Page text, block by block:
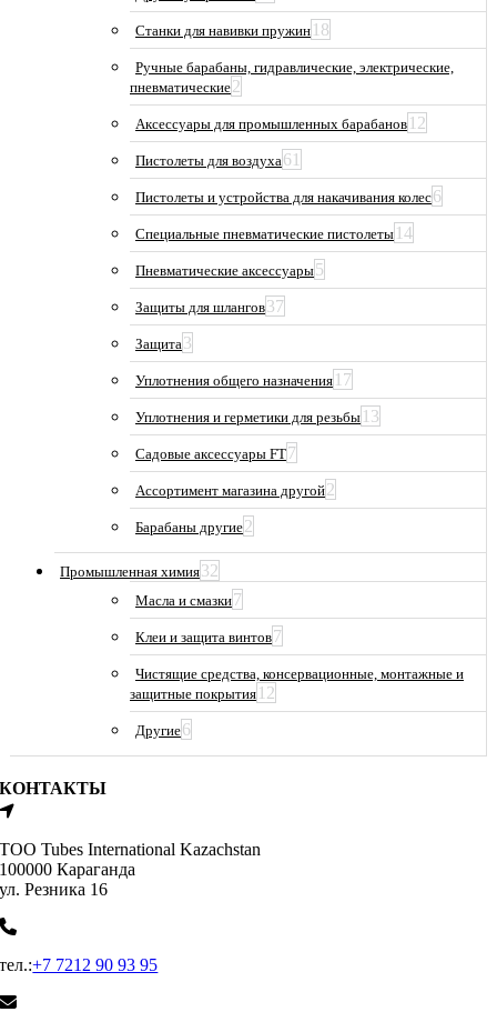
Станки для навивки пружин 18
Ручные барабаны, гидравлические, электрические,
пневматические2
Аксессуары для промышленных барабанов 12
Пистолеты для воздуха61
Пистолеты и устройства для накачивания колес6
Специальные пневматические пистолеты 14
Пневматические аксессуары5
Защиты для шлангов37
Защита3
Уплотнения общего назначения 17
Уплотнения и герметики для резьбы 13
Садовые аксессуары FT7
Ассортимент магазина другой2
Барабаны другие2
Промышленная химия32
Масла и смазки7
Клеи и защита винтов7
Чистящие средства, консервационные, монтажные и
защитные покрытия 12
Другие6
КОНТАКТЫ
ТОО Tubes International Kazachstan
100000 Караганда
ул. Резника 16
тел.:+7 7212 90 93 95